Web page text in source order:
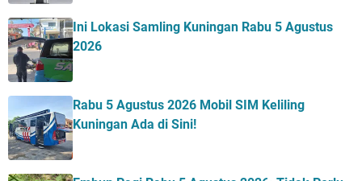
Ini Lokasi Samling Kuningan Rabu 5 Agustus
2026
Rabu 5 Agustus 2026 Mobil SIM Keliling
Kuningan Ada di Sini!